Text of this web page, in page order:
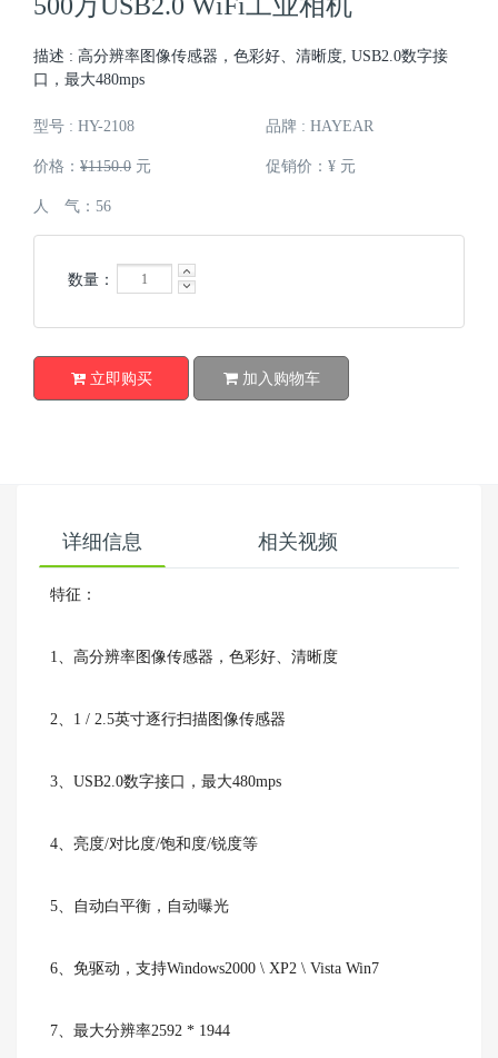
描述 : 高分辨率图像传感器，色彩好、清晰度, USB2.0数字接
口，最大480mps
型号 : HY-2108 品牌 : HAYEAR
价格： ¥1150.0 元 促销价： ¥ 元
人 气： 56
数量：
立即购买 加入购物车
详细信息 相关视频
特征：
1、高分辨率图像传感器，色彩好、清晰度
2、1 / 2.5英寸逐行扫描图像传感器
3、USB2.0数字接口，最大480mps
4、亮度/对比度/饱和度/锐度等
5、自动白平衡，自动曝光
6、免驱动，支持Windows2000 \ XP2 \ Vista Win7
7、最大分辨率2592 * 1944